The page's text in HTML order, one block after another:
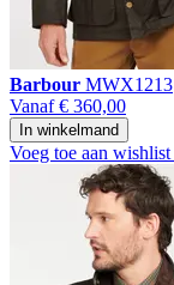
Barbour MWX1213
Vanaf € 360,00
In winkelmand
Voeg toe aan wishlist